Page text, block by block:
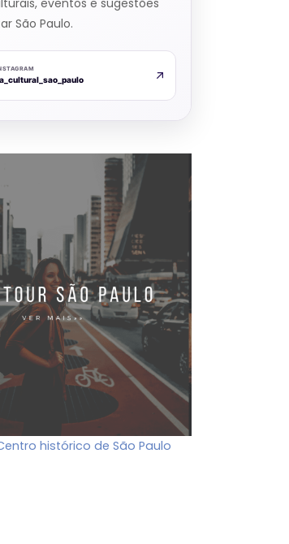
eventos e sugestões
São Paulo.
histórico de São Paulo